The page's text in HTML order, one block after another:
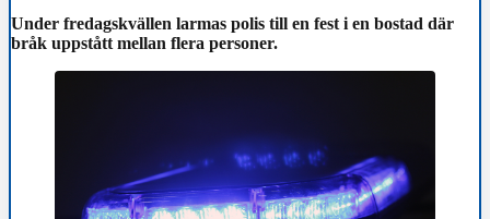
Under fredagskvällen larmas polis till en fest i en bostad där
bråk uppstått mellan flera personer.